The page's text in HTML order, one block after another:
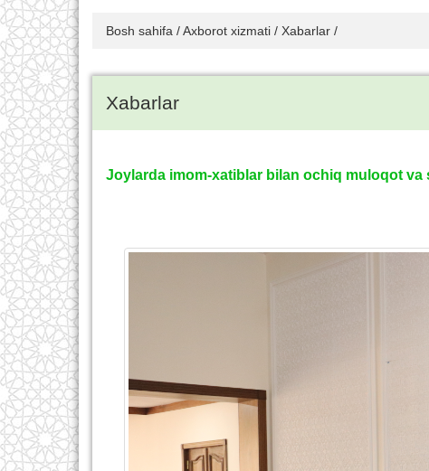
Bosh sahifa /Axborot xizmati / Xabarlar /
Xabarlar
Joylarda imom-xatiblar bilan ochiq muloqot